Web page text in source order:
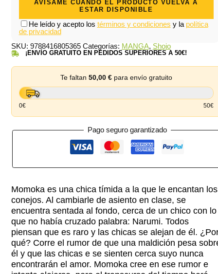
He leído y acepto los términos y condiciones y la política
de privacidad
SKU: 9788416805365 Categorías: MANGA, Shojo
¡ENVÍO GRATUITO EN PEDIDOS SUPERIORES A 50€!
Te faltan 50,00 €para envío gratuito
0€ 50€
Pago seguro garantizado
Momoka es una chica tímida a la que le encantan los
conejos. Al cambiarle de asiento en clase, se
encuentra sentada al fondo, cerca de un chico con lo
que no había cruzado palabra: Narumi. Todos
piensan que es raro y las chicas se alejan de él.
qué? Corre el rumor de que una maldición pesa
él y que las chicas e se sienten cerca suyo nunca
encontrarán el amor. Momoka cree en ese rumor e